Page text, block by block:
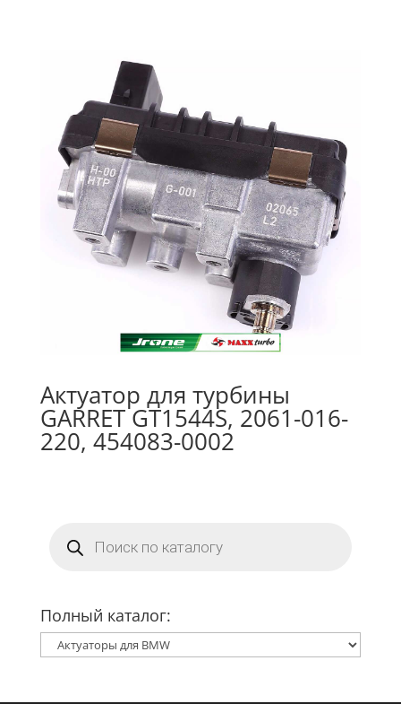
Актуатор для турбины
GARRET GT1544S, 2061-016-
220, 454083-0002
товаров
Полный каталог: